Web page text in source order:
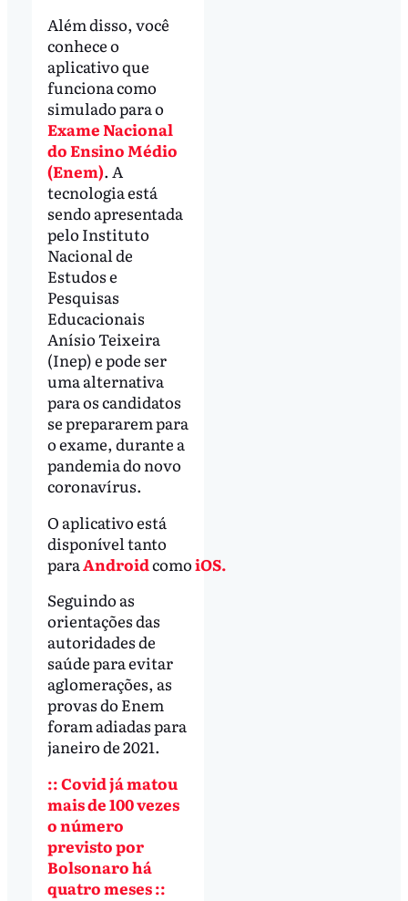
Além disso, você
conhece o
aplicativo que
funciona como
simulado para o
Exame Nacional
do Ensino Médio
(Enem). A
tecnologia está
sendo apresentada
pelo Instituto
Nacional de
Estudos e
Pesquisas
Educacionais
Anísio Teixeira
(Inep) e pode ser
uma alternativa
para os candidatos
se prepararem para
o exame, durante a
pandemia do novo
coronavírus.
O aplicativo está
disponível tanto
paraAndroidcomoiOS.
Seguindo as
orientações das
autoridades de
saúde para evitar
aglomerações, as
provas do Enem
foram adiadas para
janeiro de 2021.
:: Covid já matou
mais de 100 vezes
o número
previsto por
Bolsonaro há
quatro meses ::